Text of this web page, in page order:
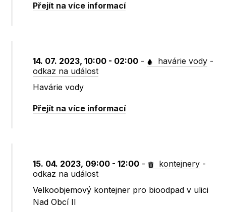
Přejít na více informací
14. 07. 2023, 10:00 - 02:00 - havárie vody -
odkaz na událost
Havárie vody
Přejít na více informací
15. 04. 2023, 09:00 - 12:00 - kontejnery -
odkaz na událost
Velkoobjemový kontejner pro bioodpad v ulici
Nad Obcí II